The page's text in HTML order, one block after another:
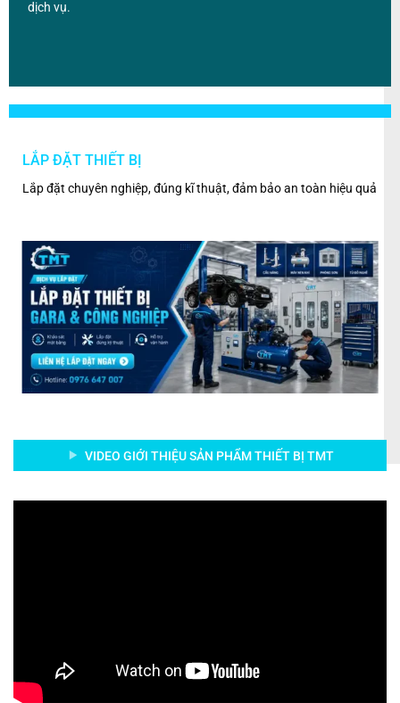
dịch vụ.
LẮP ĐẶT THIẾT BỊ
Lắp đặt chuyên nghiệp, đúng kĩ thuật, đảm bảo an toàn hiệu quả
VIDEO GIỚI THIỆU SẢN PHẨM THIẾT BỊ TMT